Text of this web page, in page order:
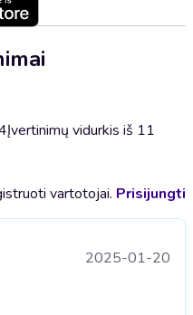
Įvertinimų vidurkis iš 11
vartotojai. Prisijungti
2025-01-20